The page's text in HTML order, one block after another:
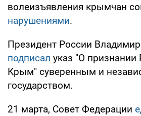
волеизъявления крымчан
нарушениями.
Президент России
подписал указ "О признании
Крым" суверенным и
государством.
21 марта, Совет Федерации